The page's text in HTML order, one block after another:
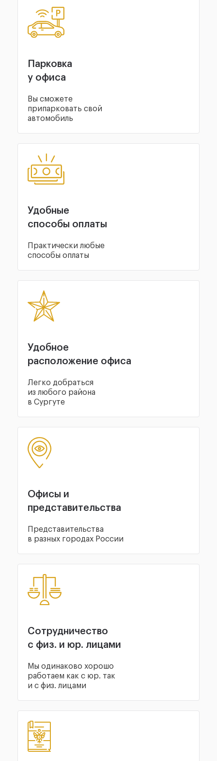
Парковка
у офиса
Вы сможете
припарковать свой
автомобиль
Удобные
способы оплаты
Практически любые
способы оплаты
Удобное
расположение офиса
Легко добраться
из любого района
в Сургуте
Офисы и
представительства
Представительства
в разных городах России
Сотрудничество
с физ. и юр. лицами
Мы одинаково хорошо
работаем как с юр. так
и с физ. лицами